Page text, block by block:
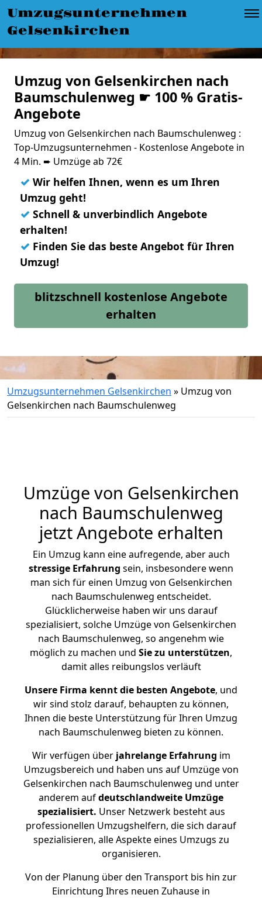
Umzugsunternehmen
Gelsenkirchen
Umzug von Gelsenkirchen nach
Baumschulenweg ☛ 100 % Gratis-
Angebote
Umzug von Gelsenkirchen nach Baumschulenweg :
Top-Umzugsunternehmen - Kostenlose Angebote in
4 Min. ➨ Umzüge ab 72€
✓ Wir helfen Ihnen, wenn es um Ihren
Umzug geht!
✓ Schnell & unverbindlich Angebote
erhalten!
✓ Finden Sie das beste Angebot für Ihren
Umzug!
blitzschnell kostenlose Angebote
erhalten
Umzugsunternehmen Gelsenkirchen » Umzug von
Gelsenkirchen nach Baumschulenweg
Umzüge von Gelsenkirchen
nach Baumschulenweg
jetzt Angebote erhalten
Ein Umzug kann eine aufregende, aber auch
stressige Erfahrung sein, insbesondere wenn
man sich für einen Umzug von Gelsenkirchen
nach Baumschulenweg entscheidet.
Glücklicherweise haben wir uns darauf
spezialisiert, solche Umzüge von Gelsenkirchen
nach Baumschulenweg, so angenehm wie
möglich zu machen und Sie zu unterstützen,
damit alles reibungslos verläuft
Unsere Firma kennt die besten Angebote, und
wir sind stolz darauf, behaupten zu können,
Ihnen die beste Unterstützung für Ihren Umzug
nach Baumschulenweg bieten zu können.
Wir verfügen überjahrelange Erfahrung im
Umzugsbereich und haben uns auf Umzüge von
Gelsenkirchen nach Baumschulenweg und unter
anderem aufdeutschlandweite Umzüge
spezialisiert. Unser Netzwerk besteht aus
professionellen Umzugshelfern, die sich darauf
spezialisieren, alle Aspekte eines Umzugs zu
organisieren.
Von der Planung über den Transport bis hin zur
Einrichtung Ihres neuen Zuhause in